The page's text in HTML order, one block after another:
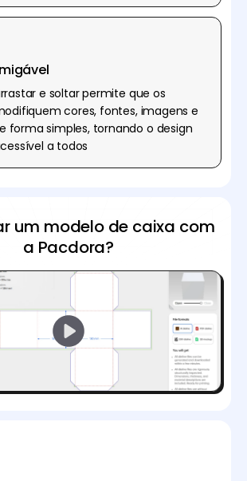
e soltar permite que os
cores, fontes, imagens e
forma simples, tornando o design
a todos
um modelo de caixa com
a Pacdora?